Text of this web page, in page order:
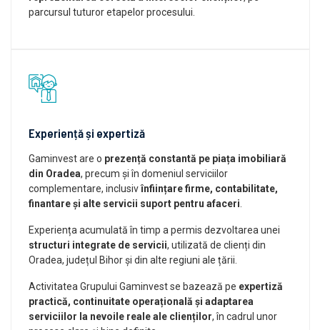
parcursul tuturor etapelor procesului.
Experiență și expertiză
Gaminvest are o prezență constantă pe piața imobiliară
din Oradea, precum și în domeniul serviciilor
complementare, inclusivînființare firme, contabilitate,
finantare și alte servicii suport pentru afaceri
Experiența acumulată în timp a permis dezvoltarea unei
structuri integrate de servicii, utilizată de clienți din
Oradea, județul Bihor și din alte regiuni ale țării.
Activitatea Grupului Gaminvest se bazează pe expertiză
practică, continuitate operațională și adaptarea
serviciilor la nevoile reale ale clienților, în cadrul unor